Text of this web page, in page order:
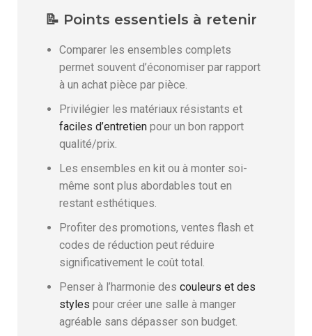
📝 Points essentiels à retenir
Comparer les ensembles complets
permet souvent d’économiser par rapport
à un achat pièce par pièce.
Privilégier les matériaux résistants et
faciles d’entretien pour un bon rapport
qualité/prix.
Les ensembles en kit ou à monter soi-
même sont plus abordables tout en
restant esthétiques.
Profiter des promotions, ventes flash et
codes de réduction peut réduire
significativement le coût total.
Penser à l’harmonie des couleurs et des
styles pour créer une salle à manger
agréable sans dépasser son budget.